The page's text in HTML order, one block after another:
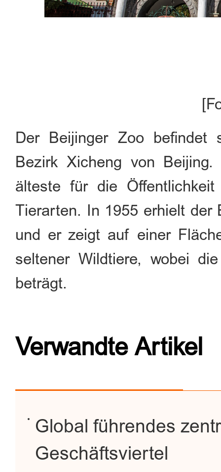
Der Beijinger Zoo befindet
Bezirk Xicheng von
älteste für die
Tierarten. In 1955 erhielt der
und er zeigt auf einer
seltener Wildtiere, wobei
beträgt.
Verwandte Artikel
Global führendes
Geschäftsviertel